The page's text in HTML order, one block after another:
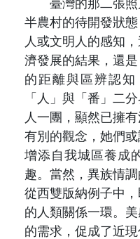
臺灣的那二張照
半農村的待開發狀
人或文明人的感知
濟發展的結果，還
的距離與區辨認
「人」與「番」二
人一團，顯然已擁
有別的觀念，她們
增添自我城區養成
趣。當然，異族情
從西雙版納例子中
的人類關係一環。
的需求，促成了近